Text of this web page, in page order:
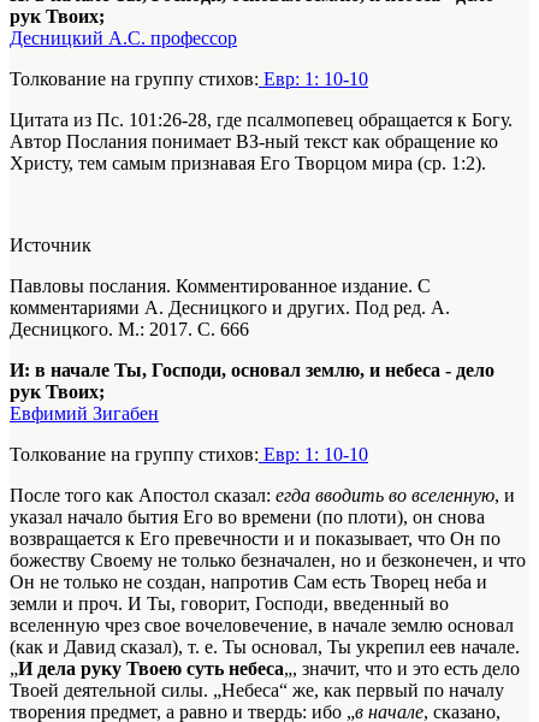
рук Твоих;
Десницкий А.С. профессор
Толкование на группу стихов: Евр: 1: 10-10
Цитата из Пс. 101:26-28, где псалмопевец обращается к Богу.
Автор Послания понимает ВЗ-ный текст как обращение ко
Христу, тем самым признавая Его Творцом мира (ср. 1:2).
Источник
Павловы послания. Комментированное издание. С
комментариями А. Десницкого и других. Под ред. А.
Десницкого. М.: 2017. С. 666
И: в начале Ты, Господи, основал землю, и небеса - дело
рук Твоих;
Евфимий Зигабен
Толкование на группу стихов: Евр: 1: 10-10
После того как Апостол сказал: егда вводить во вселенную, и
указал начало бытия Его во времени (по плоти), он снова
возвращается к Его превечности и и показывает, что Он по
божеству Своему не только безначален, но и безконечен, и что
Он не только не создан, напротив Сам есть Творец неба и
земли и проч. И Ты, говорит, Господи, введенный во
вселенную чрез свое вочеловечение, в начале землю основал
(как и Давид сказал), т. е. Ты основал, Ты укрепил еев начале.
„И дела руку Твоею суть небеса„, значит, что и это есть дело
Твоей деятельной силы. „Небеса“ же, как первый по началу
творения предмет, а равно и твердь: ибо „в начале, сказано,